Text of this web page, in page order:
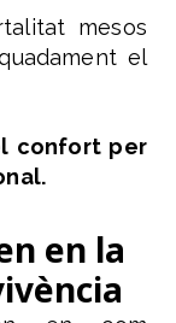
mesos
el
confort per
en la